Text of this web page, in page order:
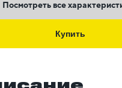
Посмотреть все
Купить